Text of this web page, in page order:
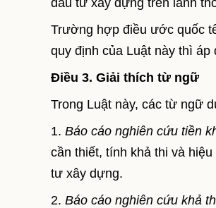
đầu tư xây dựng trên lãnh
Trường hợp điều ước quốc
quy định của Luật này thì
Điều 3. Giải thích từ ngữ
Trong Luật này, các từ ngữ
1. Báo cáo nghiên cứu tiền
cần thiết, tính khả thi và
tư xây dựng.
2. Báo cáo nghiên cứu khả